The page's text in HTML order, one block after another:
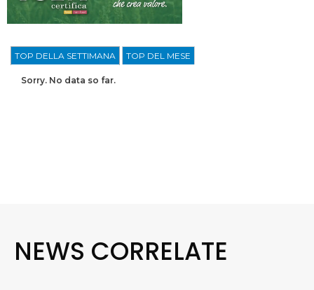
TOP DELLA SETTIMANA TOP DEL MESE
Sorry. No data so far.
NEWS CORRELATE